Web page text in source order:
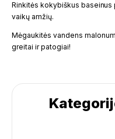
Rinkitės kokybiškus
vaikų amžių.
Mėgaukitės vandens
greitai ir patogiai!